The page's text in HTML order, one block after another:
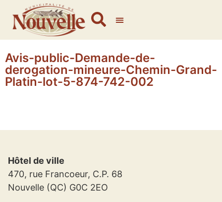
Avis-public-Demande-de-
derogation-mineure-Chemin-Grand-
Platin-lot-5-874-742-002
Hôtel de ville
470, rue Francoeur, C.P. 68
Nouvelle (QC) G0C 2EO